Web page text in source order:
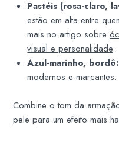
Pastéis (rosa-claro,
estão em alta entre
mais no artigo sobre
visual e personalidade.
Azul-marinho, bordô:
modernos e marcantes.
Combine o tom da
pele para um efeito mais